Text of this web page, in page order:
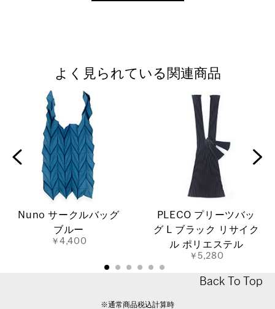
よく見られている関連商品
Nuno サークルバッグ
ブルー
￥4,400
PLECO プリーツバッ
グ L ブラック リサイク
ル ポリエステル
￥5,280
Back To Top
※通常商品税込計算時